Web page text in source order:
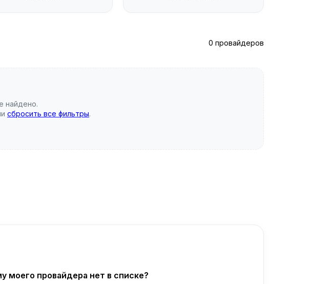
0 провайдеров
найдено.
сбросить все фильтры.
моего провайдера нет в списке?